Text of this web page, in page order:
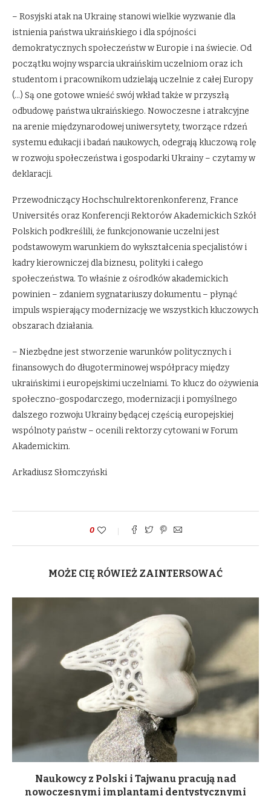
– Rosyjski atak na Ukrainę stanowi wielkie wyzwanie dla
istnienia państwa ukraińskiego i dla spójności
demokratycznych społeczeństw w Europie i na świecie. Od
początku wojny wsparcia ukraińskim uczelniom oraz ich
studentom i pracownikom udzielają uczelnie z całej Europy
(…) Są one gotowe wnieść swój wkład także w przyszłą
odbudowę państwa ukraińskiego. Nowoczesne i atrakcyjne
na arenie międzynarodowej uniwersytety, tworzące rdzeń
systemu edukacji i badań naukowych, odegrają kluczową rolę
w rozwoju społeczeństwa i gospodarki Ukrainy – czytamy w
deklaracji.
Przewodniczący Hochschulrektorenkonferenz, France
Universités oraz Konferencji Rektorów Akademickich Szkół
Polskich podkreślili, że funkcjonowanie uczelni jest
podstawowym warunkiem do wykształcenia specjalistów i
kadry kierowniczej dla biznesu, polityki i całego
społeczeństwa. To właśnie z ośrodków akademickich
powinien – zdaniem sygnatariuszy dokumentu – płynąć
impuls wspierający modernizację we wszystkich kluczowych
obszarach działania.
– Niezbędne jest stworzenie warunków politycznych i
finansowych do długoterminowej współpracy między
ukraińskimi i europejskimi uczelniami. To klucz do ożywienia
społeczno-gospodarczego, modernizacji i pomyślnego
dalszego rozwoju Ukrainy będącej częścią europejskiej
wspólnoty państw – ocenili rektorzy cytowani w Forum
Akademickim.
Arkadiusz Słomczyński
0
MOŻE CIĘ RÓWIEŻ ZAINTERSOWAĆ
Naukowcy z Polski i Tajwanu pracują nad
nowoczesnymi implantami dentystycznymi